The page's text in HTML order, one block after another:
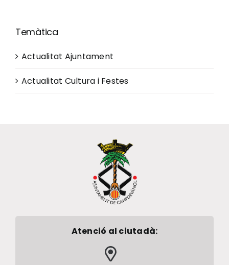
Temàtica
Actualitat Ajuntament
Actualitat Cultura i Festes
Atenció al ciutadà: